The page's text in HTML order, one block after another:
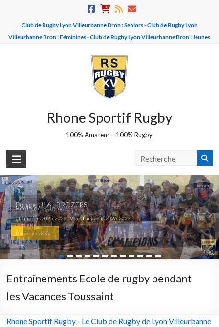
content
Club de Rugby Lyon Villeurbanne Bron : Seniors-Club de Rugby Lyon
Villeurbanne Bron : Féminines-Club de Rugby Lyon Villeurbanne Bron : Jeunes
Rhone Sportif Rugby
100% Amateur – 100% Rugby
Equipe U16 - BROZERS
Champions 2025-2026 - Vice champions 2026-2027 !
Revoir en vidéo >
Ecole de Rugby
>
Entrainements Ecole de rugby pendant
les Vacances Toussaint
Rhone Sportif Rugby - Le Club de Rugby de Lyon Villeurbanne